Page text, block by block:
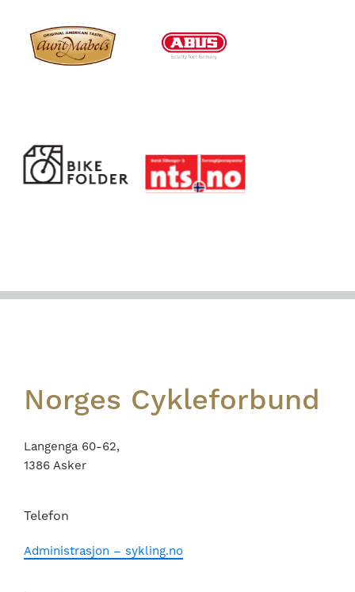
Footer
Norges Cykleforbund
Langenga 60-62,
1386 Asker
Telefon
Administrasjon – sykling.no